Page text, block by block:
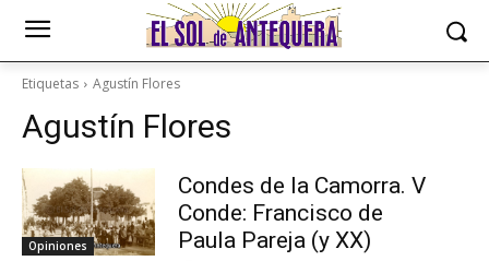
Etiquetas Agustín Flores
Agustín Flores
Opiniones
Condes de la Camorra. V
Conde: Francisco de
Paula Pareja (y XX)